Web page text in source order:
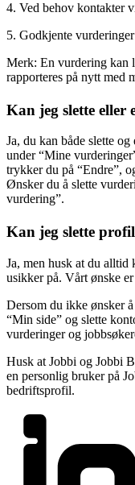
4. Ved behov kontakter
5. Godkjente
Merk: En vurdering kan
rapporteres på nytt med
Kan jeg slette eller
Ja, du kan både slette
under “Mine
trykker du på “Endre”,
Ønsker du å slette
vurdering”.
Kan jeg slette
Ja, men husk at du alltid
usikker på. Vårt ønske
Dersom du ikke ønsker
“Min side” og slette
vurderinger og
Husk at Jobbi og Jobbi
en personlig bruker på
bedriftsprofil.